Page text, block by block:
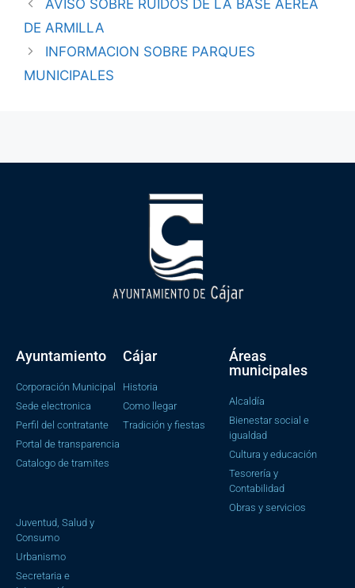
AVISO SOBRE RUIDOS DE LA BASE AEREA
DE ARMILLA
INFORMACION SOBRE PARQUES
MUNICIPALES
Ayuntamiento
Corporación Municipal
Sede electronica
Perfil del contratante
Portal de transparencia
Catalogo de tramites
Cájar
Historia
Como llegar
Tradición y fiestas
Áreas
municipales
Alcaldía
Bienestar social e
igualdad
Cultura y educación
Tesorería y
Contabilidad
Obras y servicios
Juventud, Salud y
Consumo
Urbanismo
Secretaria e